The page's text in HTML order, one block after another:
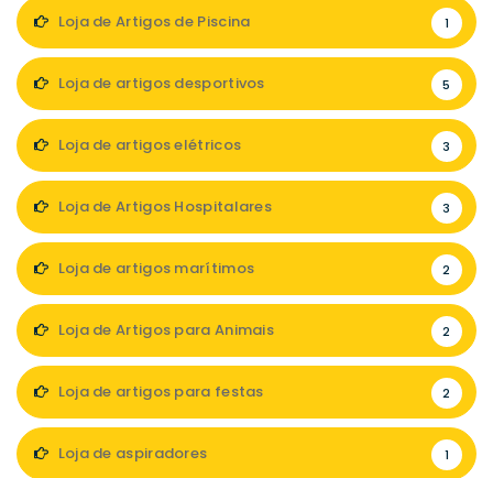
Loja de Artigos de Piscina 1
Loja de artigos desportivos 5
Loja de artigos elétricos 3
Loja de Artigos Hospitalares 3
Loja de artigos marítimos 2
Loja de Artigos para Animais 2
Loja de artigos para festas 2
Loja de aspiradores 1